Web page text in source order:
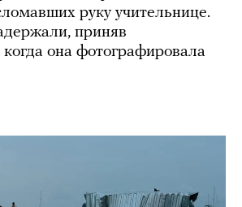
руку учительнице.
приняв
когда она фотографировала